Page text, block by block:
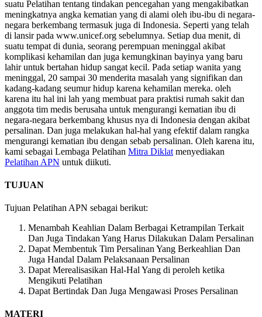
suatu Pelatihan tentang tindakan pencegahan yang mengakibatkan
meningkatnya angka kematian yang di alami oleh ibu-ibu di negara-
negara berkembang termasuk juga di Indonesia. Seperti yang telah
di lansir pada www.unicef.org sebelumnya. Setiap dua menit, di
suatu tempat di dunia, seorang perempuan meninggal akibat
komplikasi kehamilan dan juga kemungkinan bayinya yang baru
lahir untuk bertahan hidup sangat kecil. Pada setiap wanita yang
meninggal, 20 sampai 30 menderita masalah yang signifikan dan
kadang-kadang seumur hidup karena kehamilan mereka. oleh
karena itu hal ini lah yang membuat para praktisi rumah sakit dan
anggota tim medis berusaha untuk mengurangi kematian ibu di
negara-negara berkembang khusus nya di Indonesia dengan akibat
persalinan. Dan juga melakukan hal-hal yang efektif dalam rangka
mengurangi kematian ibu dengan sebab persalinan. Oleh karena itu,
kami sebagai Lembaga Pelatihan Mitra Diklat menyediakan
Pelatihan APN untuk diikuti.
TUJUAN
Tujuan Pelatihan APN sebagai berikut:
Menambah Keahlian Dalam Berbagai Ketrampilan Terkait
Dan Juga Tindakan Yang Harus Dilakukan Dalam Persalinan
Dapat Membentuk Tim Persalinan Yang Berkeahlian Dan
Juga Handal Dalam Pelaksanaan Persalinan
Dapat Merealisasikan Hal-Hal Yang di peroleh ketika
Mengikuti Pelatihan
Dapat Bertindak Dan Juga Mengawasi Proses Persalinan
MATERI